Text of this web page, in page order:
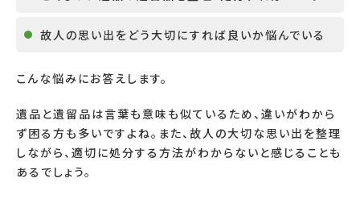
故人の思い出をどう大切にすれば良いか悩んでいる
こんな悩みにお答えします。
遺品と遺留品は言葉も意味も似ているため、違いがわから
ず困る方も多いですよね。また、故人の大切な思い出を整理
しながら、適切に処分する方法がわからないと感じることも
あるでしょう。